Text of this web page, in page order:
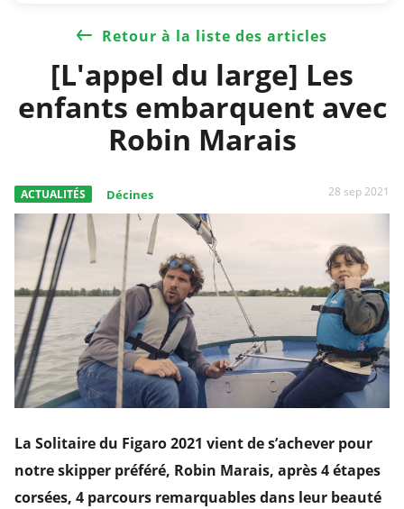
Retour à la liste des articles
[L'appel du large] Les
enfants embarquent avec
Robin Marais
ACTUALITÉS Décines 28 sep 2021
La Solitaire du Figaro 2021 vient de s’achever pour
notre skipper préféré, Robin Marais, après 4 étapes
corsées, 4 parcours remarquables dans leur beauté